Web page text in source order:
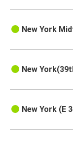
New York
New
New York (E